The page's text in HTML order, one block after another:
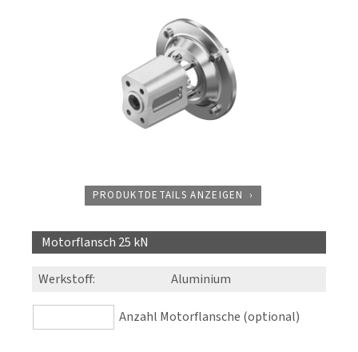
PRODUKTDETAILS ANZEIGEN
Motorflansch 25 kN
Werkstoff: Aluminium
Anzahl Motorflansche (optional)